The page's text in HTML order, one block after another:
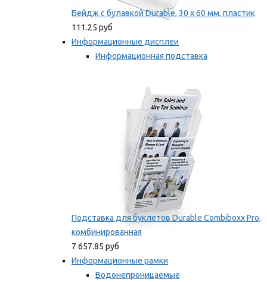
Бейдж с булавкой Durable, 30 х 60 мм, пластик
111.25 руб
Информационные дисплеи
Информационная подставка
Подставка для буклетов Durable Combiboxx Pro,
комбинированная
7 657.85 руб
Информационные рамки
Водонепроницаемые